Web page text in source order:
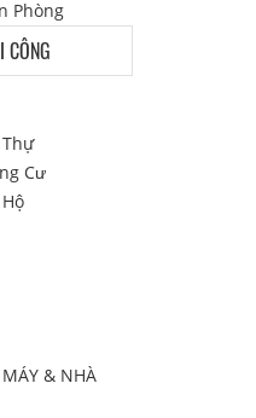
Phòng
CÔNG
Cư
& NHÀ